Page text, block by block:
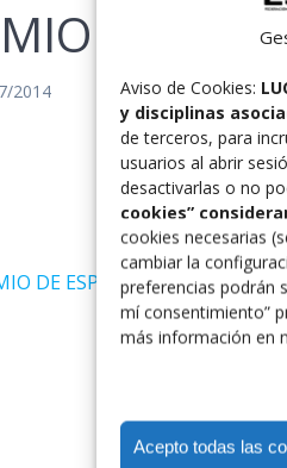
Aviso de Cookies:
y disciplinas
de terceros, para
usuarios al abrir
desactivarlas o no
cookies”
cookies necesarias
cambiar la
preferencias podrán
mí consentimiento”
más información en
Acepto todas las
DE
2014
DE ESPAÑA 2014